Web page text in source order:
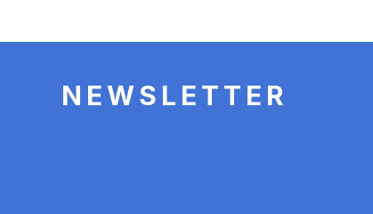
NEWSLETTER